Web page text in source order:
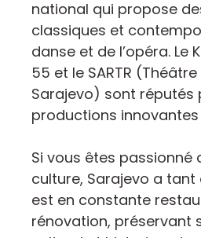
national qui propose
classiques et
danse et de l’opéra. Le
55 et le SARTR
Sarajevo) sont réputés
productions
Si vous êtes passionné
culture, Sarajevo a tant
est en constante
rénovation, préservant